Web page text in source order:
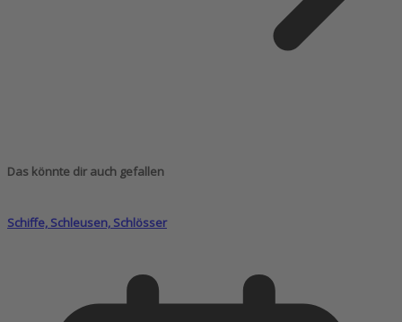
Das könnte dir auch gefallen
Schiffe, Schleusen, Schlösser